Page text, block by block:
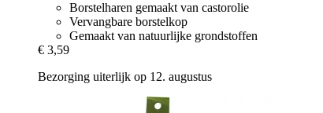
Borstelharen gemaakt van castorolie
Vervangbare borstelkop
Gemaakt van natuurlijke grondstoffen
€ 3,59
Bezorging uiterlijk op 12. augustus